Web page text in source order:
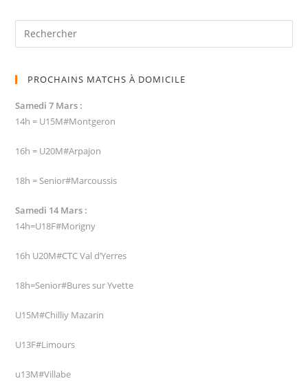
PROCHAINS MATCHS À DOMICILE
Samedi 7 Mars :
14h = U15M#Montgeron
16h = U20M#Arpajon
18h = Senior#Marcoussis
Samedi 14 Mars :
14h=U18F#Morigny
16h U20M#CTC Val d’Yerres
18h=Senior#Bures sur Yvette
U15M#Chilliy Mazarin
U13F#Limours
u13M#Villabe